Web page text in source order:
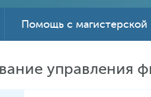
Помощь с магистерской
управления